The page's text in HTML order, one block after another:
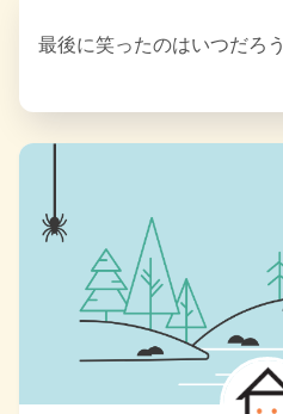
最後に笑ったのはいつだろう